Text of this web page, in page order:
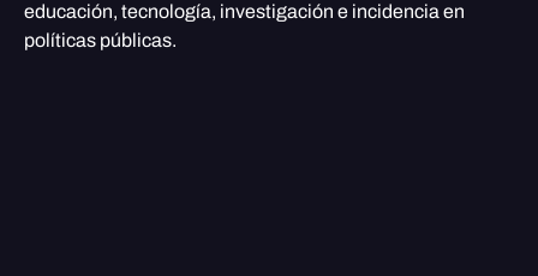
educación, tecnología, investigación e incidencia en
políticas públicas.